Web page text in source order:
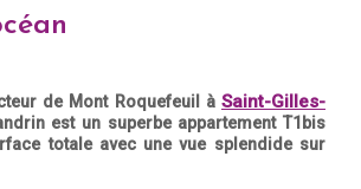
de Mont Roquefeuil à Saint-Gilles-
est un superbe appartement T1bis
totale avec une vue splendide sur